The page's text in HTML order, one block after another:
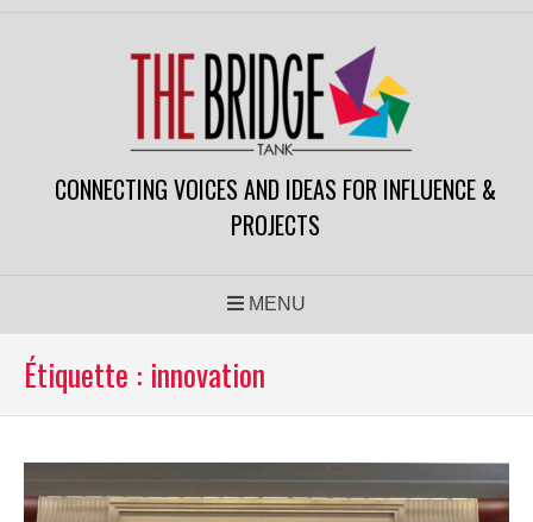
CONNECTING VOICES AND IDEAS FOR INFLUENCE &
PROJECTS
MENU
Étiquette : innovation